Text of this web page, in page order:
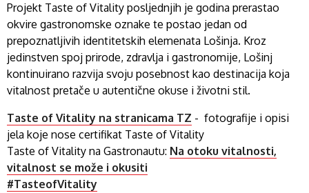
Projekt Taste of Vitality posljednjih je godina prerastao
okvire gastronomske oznake te postao jedan od
prepoznatljivih identitetskih elemenata Lošinja. Kroz
jedinstven spoj prirode, zdravlja i gastronomije, Lošinj
kontinuirano razvija svoju posebnost kao destinacija koja
vitalnost pretače u autentične okuse i životni stil.
Taste of Vitality na stranicama TZ - fotografije i opisi
jela koje nose certifikat Taste of Vitality
Taste of Vitality na Gastronautu: Na otoku vitalnosti,
vitalnost se može i okusiti
#TasteofVitality